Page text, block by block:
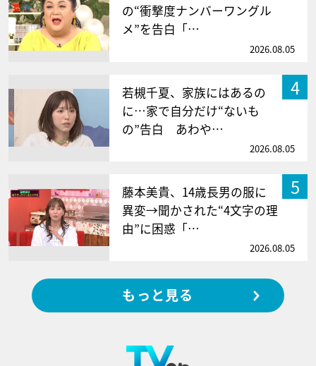
の“衝撃度ナンバーワングル
メ”を告白「…
2026.08.05
4
若槻千夏、家族にはあるの
に…家で自分だけ“ないも
の”告白 あわや…
2026.08.05
5
藤本美貴、14歳長男の服に
異変→聞かされた“4文字の理
由”に困惑「…
2026.08.05
もっと見る